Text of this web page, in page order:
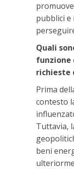
pubblici
Quali
funzione
richieste
Prima
contesto
Tuttavia,
beni